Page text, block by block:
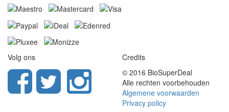
Volg ons
Credits
© 2016 BioSuperDeal
Alle rechten voorbehouden
Algemene voorwaarden
Privacy policy